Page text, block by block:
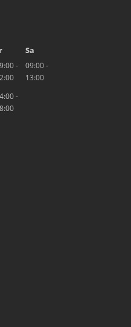
Sa
-
09:00 -
13:00
-